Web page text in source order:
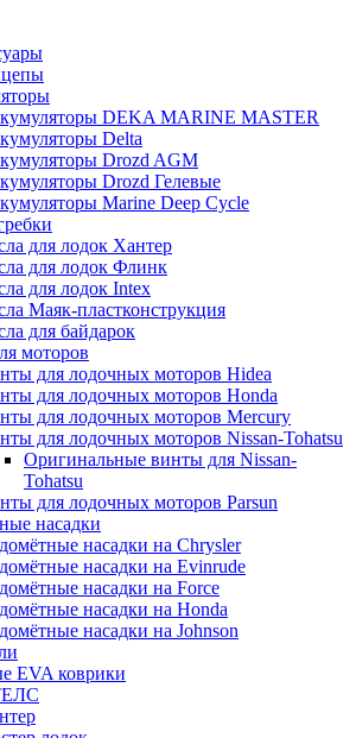
DEKA MARINE MASTER
Delta
Drozd AGM
Drozd Гелевые
Marine Deep Cycle
для лодок Хантер
для лодок Флинк
для лодок Intex
Маяк-пластконструкция
для байдарок
моторов
для лодочных моторов Hidea
для лодочных моторов Honda
для лодочных моторов Mercury
для лодочных моторов Nissan-Tohatsu
Оригинальные винты для Nissan-
Tohatsu
для лодочных моторов Parsun
насадки
насадки на Chrysler
насадки на Evinrude
насадки на Force
насадки на Honda
насадки на Johnson
EVA коврики